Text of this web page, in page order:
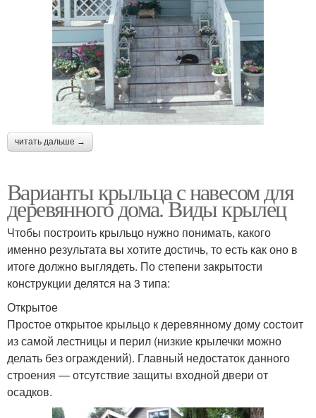
читать дальше →
Варианты крыльца с навесом для
деревянного дома. Виды крылец
Чтобы построить крыльцо нужно понимать, какого
именно результата вы хотите достичь, то есть как оно в
итоге должно выглядеть. По степени закрытости
конструкции делятся на 3 типа:
Открытое
Простое открытое крыльцо к деревянному дому состоит
из самой лестницы и перил (низкие крылечки можно
делать без ограждений). Главный недостаток данного
строения — отсутствие защиты входной двери от
осадков.